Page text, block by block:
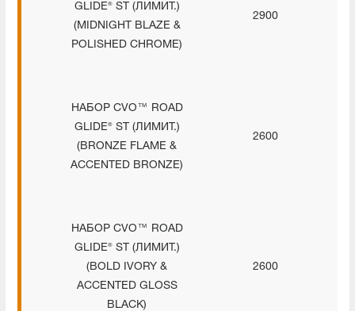
GLIDE® ST (ЛИМИТ.)
(MIDNIGHT BLAZE &
POLISHED CHROME)
2900
НАБОР CVO™ ROAD
GLIDE® ST (ЛИМИТ.)
(BRONZE FLAME &
ACCENTED BRONZE)
2600
НАБОР CVO™ ROAD
GLIDE® ST (ЛИМИТ.)
(BOLD IVORY &
ACCENTED GLOSS
BLACK)
2600